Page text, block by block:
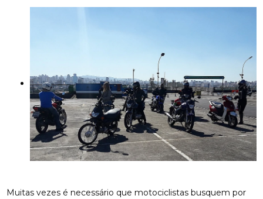
Muitas vezes é necessário que motociclistas busquem por